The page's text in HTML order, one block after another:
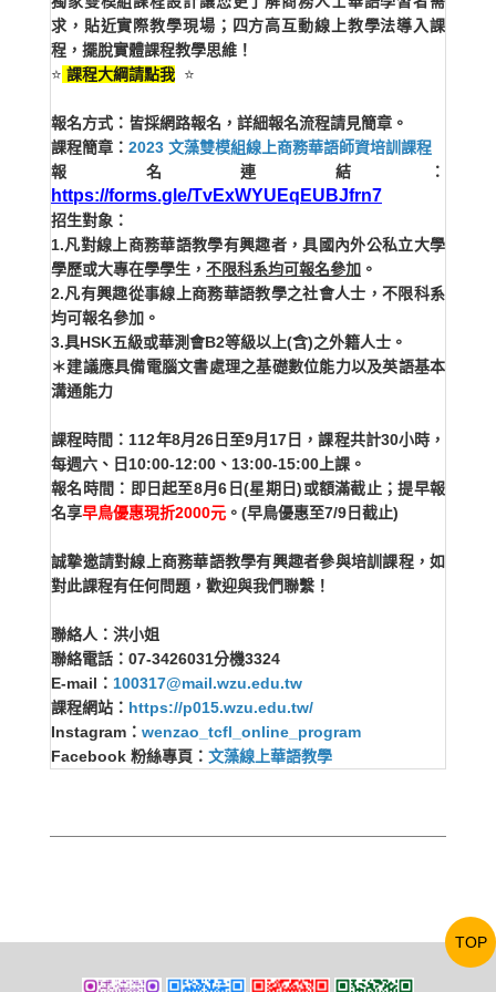
求，貼近實際教學現場；四方高互動線上教學法導入課
程，擺脫實體課程教學思維！
⭐️ 課程大綱請點我 ⭐️
報名方式：皆採網路報名，詳細報名流程請見簡章。
課程簡章： 2023 文藻雙模組線上商務華語師資培訓課程
報名連結：
https://forms.gle/TvExWYUEqEUBJfrn7
招生對象：
1.凡對線上商務華語教學有興趣者，具國內外公私立大學
學歷或大專在學學生， 不限科系均可報名參加 。
2.凡有興趣從事線上商務華語教學之社會人士，不限科系
均可報名參加。
3.具HSK五級或華測會B2等級以上(含)之外籍人士。
＊建議應具備電腦文書處理之基礎數位能力以及英語基本
溝通能力
課程時間：112年8月26日至9月17日，課程共計30小時，
每週六、日10:00-12:00、13:00-15:00上課。
報名時間：即日起至8月6日(星期日)或額滿截止；提早報
名享早鳥優惠現折2000元 。(早鳥優惠至7/9日截止)
誠摯邀請對線上商務華語教學有興趣者參與培訓課程，如
對此課程有任何問題，歡迎與我們聯繫！
聯絡人：洪小姐
聯絡電話：07-3426031分機3324
E-mail： 100317@mail.wzu.edu.tw
課程網站： https://p015.wzu.edu.tw/
Instagram： wenzao_tcfl_online_program
Facebook 粉絲專頁： 文藻線上華語教學
TOP